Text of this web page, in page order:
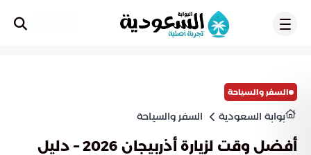
السفر والسياحة
بوابة السعودية السفر والسياحة
أفضل وقت لزيارة أذربيجان 2026 – دليل